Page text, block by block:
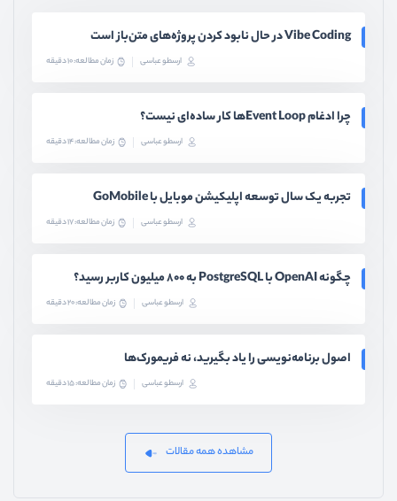
Vibe Coding در حال نابود کردن پروژه‌های متن‌باز است
ارسطو عباسی زمان مطالعه: 10 دقیقه
چرا ادغام Event Loopها کار ساده‌ای نیست؟
ارسطو عباسی زمان مطالعه: 14 دقیقه
تجربه یک سال توسعه اپلیکیشن موبایل با GoMobile
ارسطو عباسی زمان مطالعه: 17 دقیقه
چگونه OpenAI با PostgreSQL به ۸۰۰ میلیون کاربر رسید؟
ارسطو عباسی زمان مطالعه: 20 دقیقه
اصول برنامه‌نویسی را یاد بگیرید، نه فریمورک‌ها
ارسطو عباسی زمان مطالعه: 15 دقیقه
مشاهده همه مقالات